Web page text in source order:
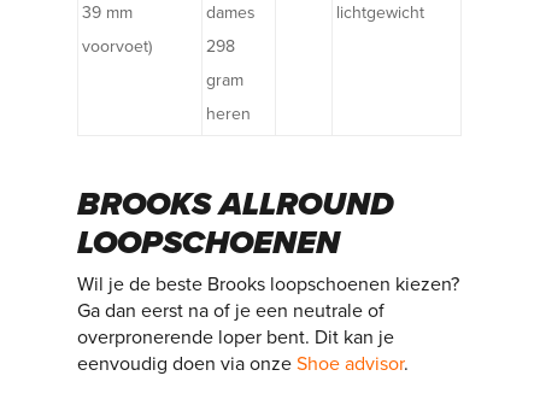
39 mm
voorvoet)
dames
298
gram
heren
lichtgewicht
BROOKS ALLROUND
LOOPSCHOENEN
Wil je de beste Brooks loopschoenen kiezen?
Ga dan eerst na of je een neutrale of
overpronerende loper bent. Dit kan je
eenvoudig doen via onzeShoe advisor.